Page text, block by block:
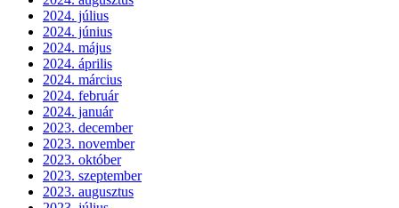
2024. július
2024. június
2024. május
2024. április
2024. március
2024. február
2024. január
2023. december
2023. november
2023. október
2023. szeptember
2023. augusztus